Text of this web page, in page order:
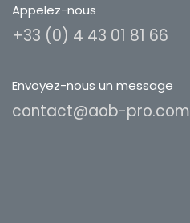
Appelez-nous
+33 (0) 4 43 01 81 66
Envoyez-nous un message
contact@aob-pro.com